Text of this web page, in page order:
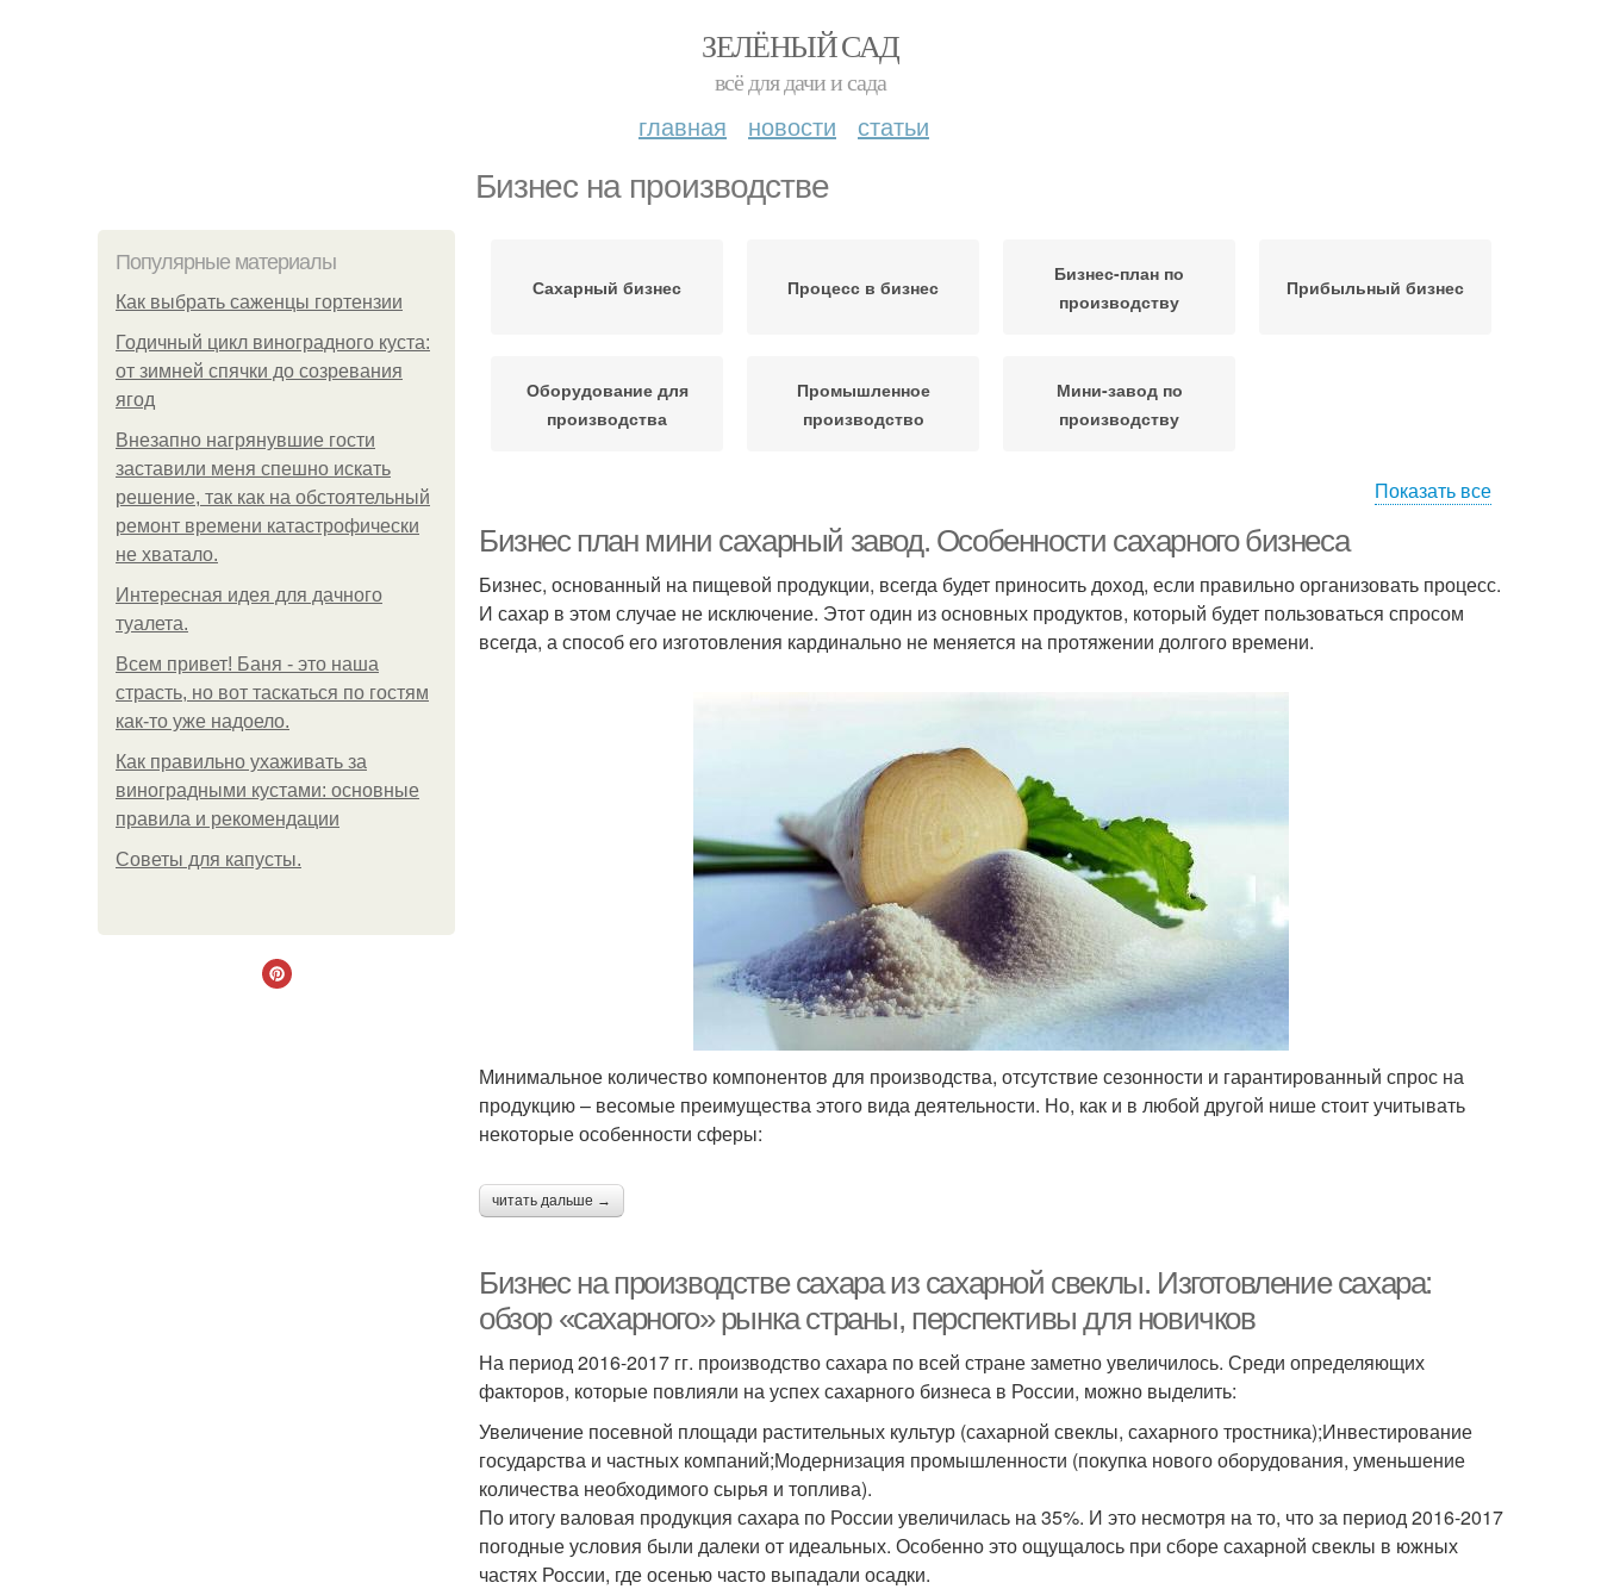
ЗЕЛЁНЫЙ САД
всё для дачи и сада
главная новости статьи
Бизнес на производстве
Популярные материалы
Как выбрать саженцы гортензии
Годичный цикл виноградного куста:
от зимней спячки до созревания
ягод
Внезапно нагрянувшие гости
заставили меня спешно искать
решение, так как на обстоятельный
ремонт времени катастрофически
не хватало.
Интересная идея для дачного
туалета.
Всем привет! Баня - это наша
страсть, но вот таскаться по гостям
как-то уже надоело.
Как правильно ухаживать за
виноградными кустами: основные
правила и рекомендации
Советы для капусты.
Сахарный бизнес Процесс в бизнес
Бизнес-план по
производству
Прибыльный бизнес
Оборудование для
производства
Промышленное
производство
Мини-завод по
производству
Показать все
Бизнес план мини сахарный завод. Особенности сахарного бизнеса
Бизнес, основанный на пищевой продукции, всегда будет приносить доход, если правильно организовать процесс.
И сахар в этом случае не исключение. Этот один из основных продуктов, который будет пользоваться спросом
всегда, а способ его изготовления кардинально не меняется на протяжении долгого времени.
Минимальное количество компонентов для производства, отсутствие сезонности и гарантированный спрос на
продукцию – весомые преимущества этого вида деятельности. Но, как и в любой другой нише стоит учитывать
некоторые особенности сферы:
читать дальше →
Бизнес на производстве сахара из сахарной свеклы. Изготовление сахара:
обзор «сахарного» рынка страны, перспективы для новичков
На период 2016-2017 гг. производство сахара по всей стране заметно увеличилось. Среди определяющих
факторов, которые повлияли на успех сахарного бизнеса в России, можно выделить:
Увеличение посевной площади растительных культур (сахарной свеклы, сахарного тростника);Инвестирование
государства и частных компаний;Модернизация промышленности (покупка нового оборудования, уменьшение
количества необходимого сырья и топлива).
По итогу валовая продукция сахара по России увеличилась на 35%. И это несмотря на то, что за период 2016-2017
погодные условия были далеки от идеальных. Особенно это ощущалось при сборе сахарной свеклы в южных
частях России, где осенью часто выпадали осадки.